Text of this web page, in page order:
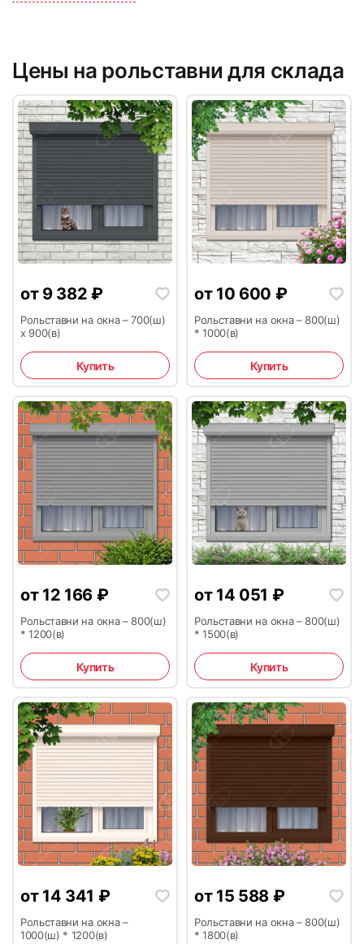
5
7 8
9 10
11 12
13 14
15 16
Цены на рольставни для склада
от 9 382 ₽
Рольставни на окна – 700(ш)
х 900(в)
Купить
от 10 600 ₽
Рольставни на окна – 800(ш)
* 1000(в)
Купить
от 12 166 ₽
Рольставни на окна – 800(ш)
* 1200(в)
Купить
от 14 051 ₽
Рольставни на окна – 800(ш)
* 1500(в)
Купить
от 14 341 ₽
Рольставни на окна –
1000(ш) * 1200(в)
от 15 588 ₽
Рольставни на окна – 800(ш)
* 1800(в)